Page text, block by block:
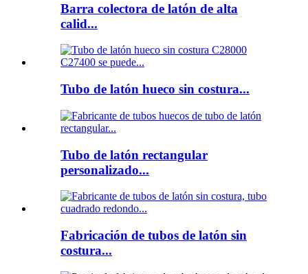
Barra colectora de latón de alta
calid...
Tubo de latón hueco sin costura...
Tubo de latón rectangular
personalizado...
Fabricación de tubos de latón sin
costura...